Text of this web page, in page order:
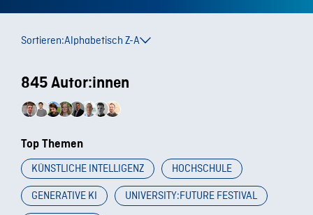
Sortieren:Alphabetisch Z-A
845 Autor:innen
Top Themen
KÜNSTLICHE INTELLIGENZ
HOCHSCHULE
GENERATIVE KI
UNIVERSITY:FUTURE FESTIVAL